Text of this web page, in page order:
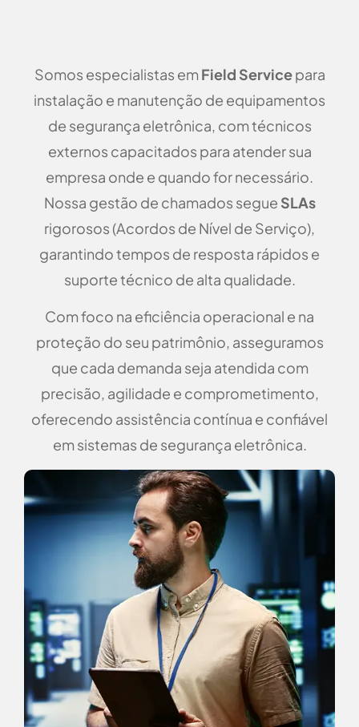
Somos especialistas em Field Servicepara
instalação e manutenção de equipamentos
de segurança eletrônica, com técnicos
externos capacitados para atender sua
empresa onde e quando for necessário.
Nossa gestão de chamados segue SLAs
rigorosos (Acordos de Nível de Serviço),
garantindo tempos de resposta rápidos e
suporte técnico de alta qualidade.
Com foco na eficiência operacional e na
proteção do seu patrimônio, asseguramos
que cada demanda seja atendida com
precisão, agilidade e comprometimento,
oferecendo assistência contínua e confiável
em sistemas de segurança eletrônica.